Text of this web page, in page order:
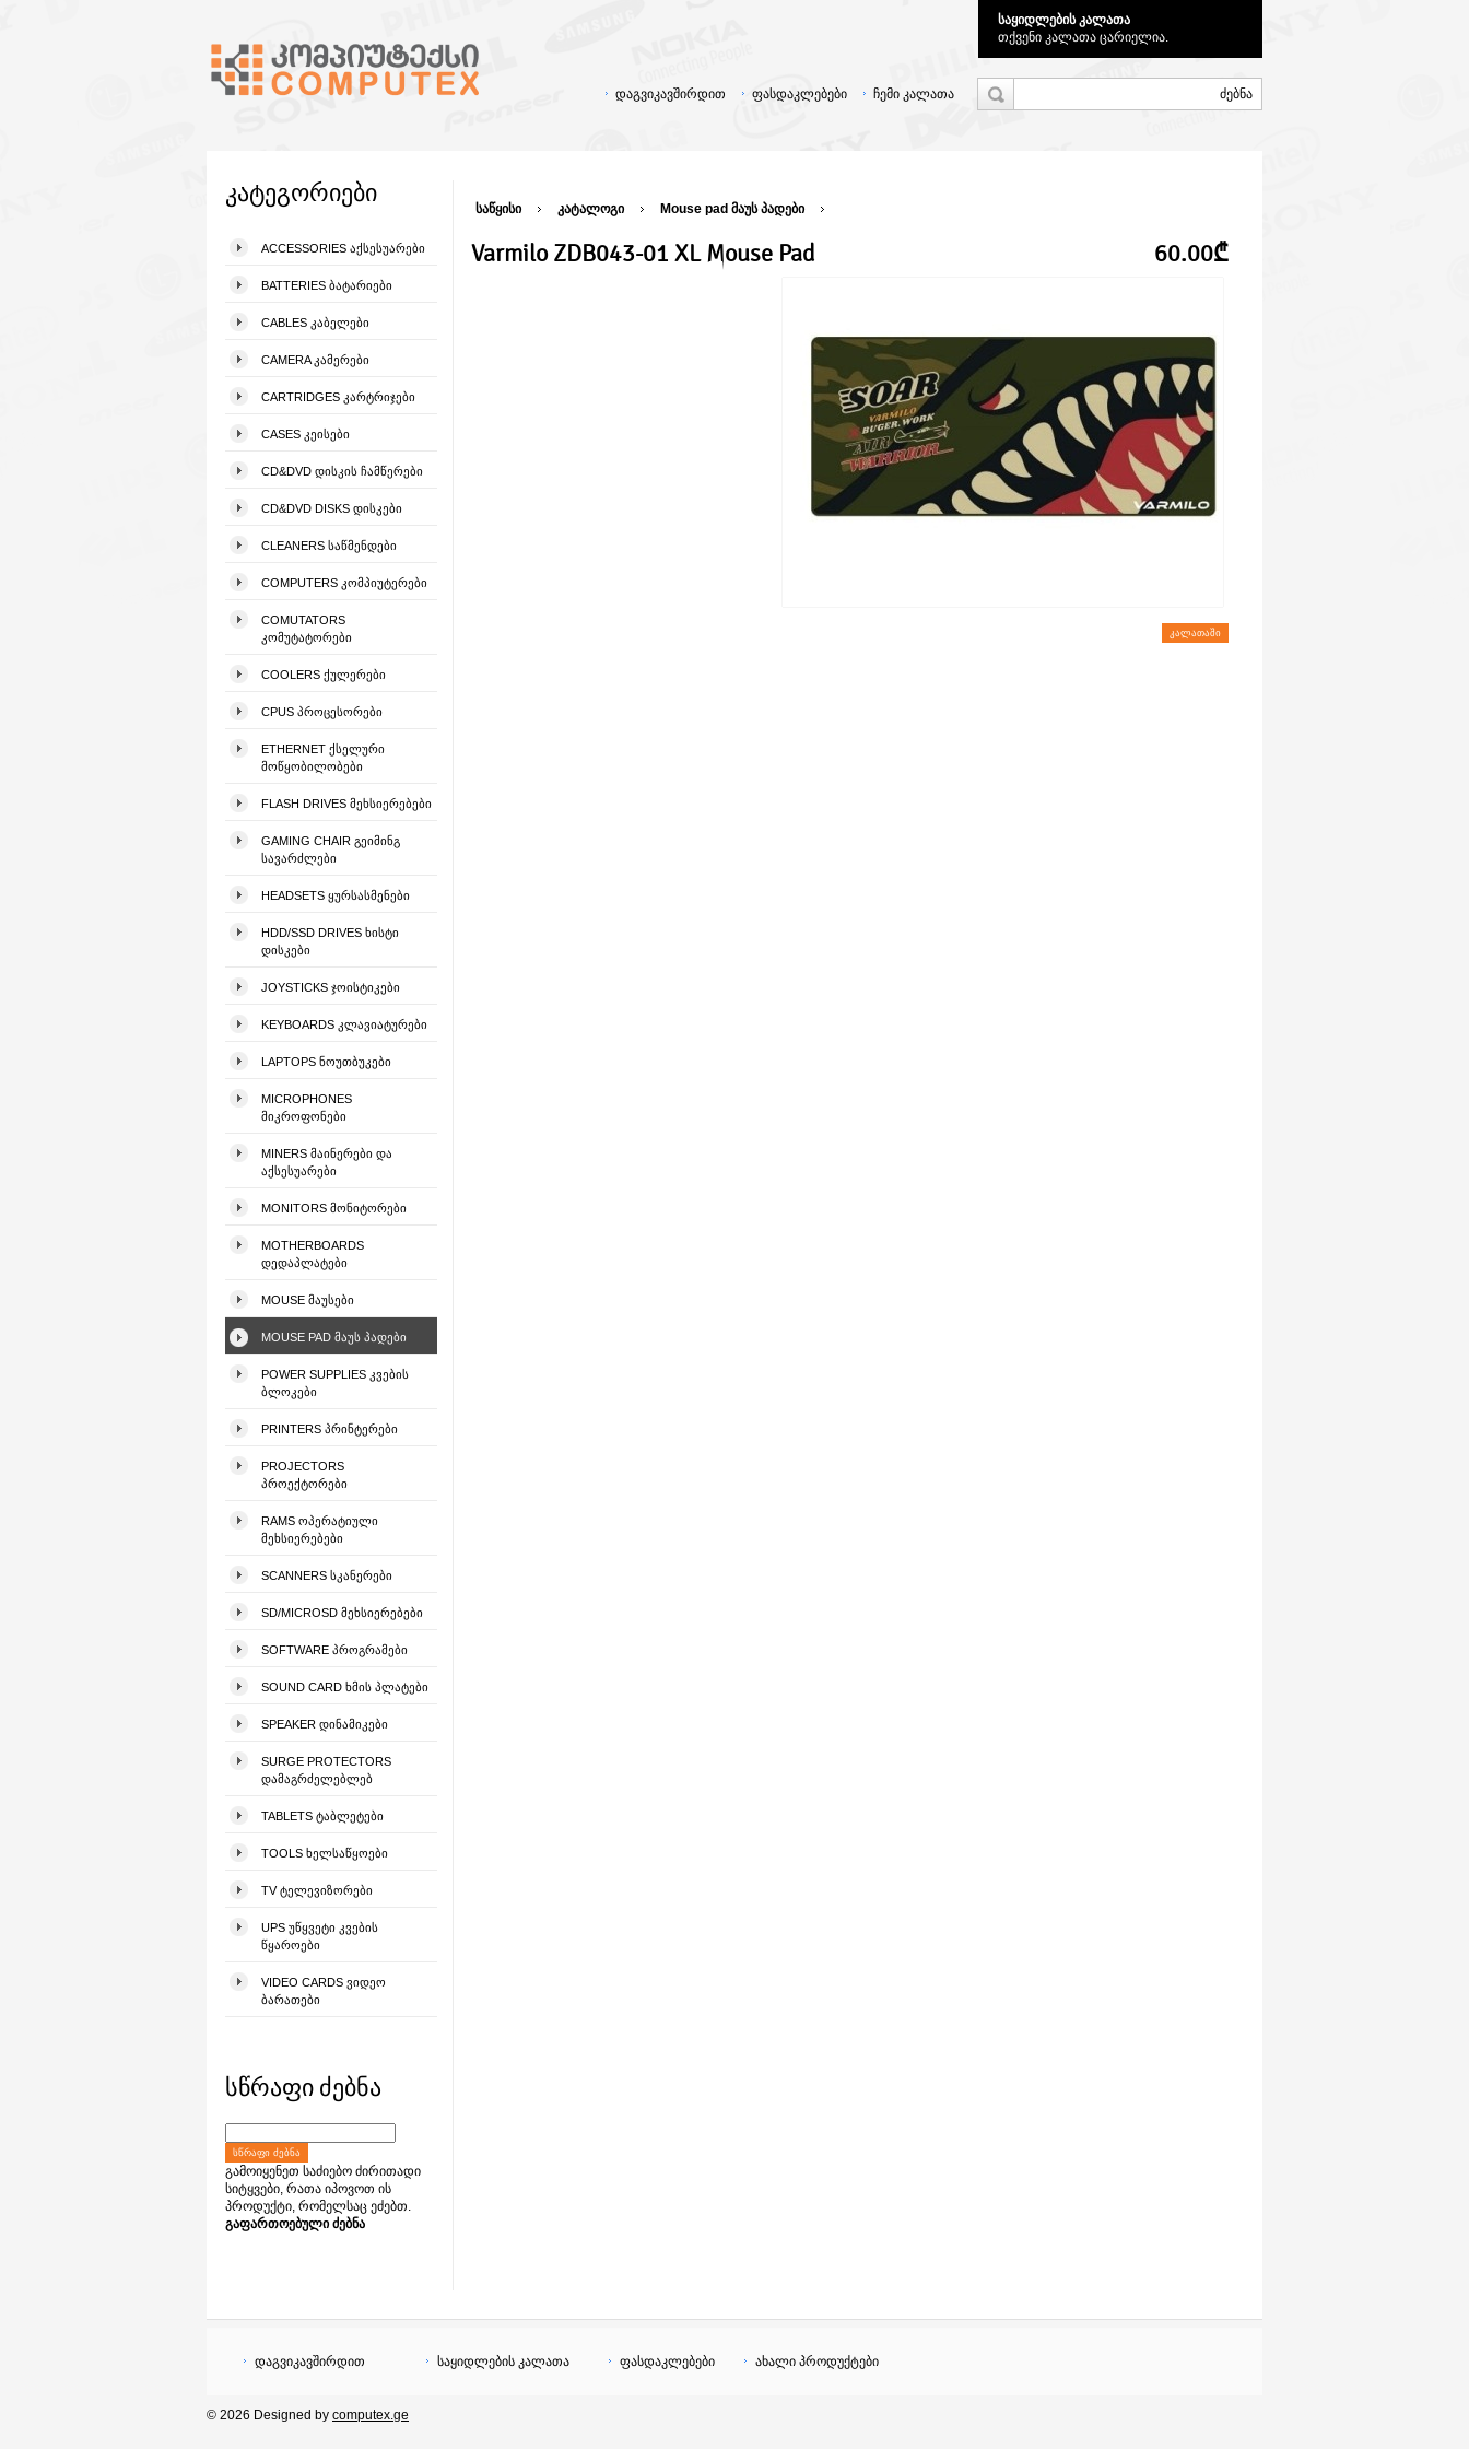
საყიდლების კალათა
თქვენი კალათა ცარიელია.
ჩემი კალათა
ფასდაკლებები
დაგვიკავშირდით
კატეგორიები
ACCESSORIES ᲐᲥᲡᲔᲡᲣᲐᲠᲔᲑᲘ
BATTERIES ᲑᲐᲢᲐᲠᲘᲔᲑᲘ
CABLES ᲙᲐᲑᲔᲚᲔᲑᲘ
CAMERA ᲙᲐᲛᲔᲠᲔᲑᲘ
CARTRIDGES ᲙᲐᲠᲢᲠᲘᲯᲔᲑᲘ
CASES ᲙᲔᲘᲡᲔᲑᲘ
CD&DVD ᲓᲘᲡᲙᲘᲡ ᲩᲐᲛᲬᲔᲠᲔᲑᲘ
CD&DVD DISKS ᲓᲘᲡᲙᲔᲑᲘ
CLEANERS ᲡᲐᲬᲛᲔᲜᲓᲔᲑᲘ
COMPUTERS ᲙᲝᲛᲞᲘᲣᲢᲔᲠᲔᲑᲘ
COMUTATORS
ᲙᲝᲛᲣᲢᲐᲢᲝᲠᲔᲑᲘ
COOLERS ᲥᲣᲚᲔᲠᲔᲑᲘ
CPUS ᲞᲠᲝᲪᲔᲡᲝᲠᲔᲑᲘ
ETHERNET ᲥᲡᲔᲚᲣᲠᲘ
ᲛᲝᲬᲧᲝᲑᲘᲚᲝᲑᲔᲑᲘ
FLASH DRIVES ᲛᲔᲮᲡᲘᲔᲠᲔᲑᲔᲑᲘ
GAMING CHAIR ᲒᲔᲘᲛᲘᲜᲒ
ᲡᲐᲕᲐᲠᲫᲚᲔᲑᲘ
HEADSETS ᲧᲣᲠᲡᲐᲡᲛᲔᲜᲔᲑᲘ
HDD/SSD DRIVES ᲮᲘᲡᲢᲘ
ᲓᲘᲡᲙᲔᲑᲘ
JOYSTICKS ᲯᲝᲘᲡᲢᲘᲙᲔᲑᲘ
KEYBOARDS ᲙᲚᲐᲕᲘᲐᲢᲣᲠᲔᲑᲘ
LAPTOPS ᲜᲝᲣᲗᲑᲣᲙᲔᲑᲘ
MICROPHONES
ᲛᲘᲙᲠᲝᲤᲝᲜᲔᲑᲘ
MINERS ᲛᲐᲘᲜᲔᲠᲔᲑᲘ ᲓᲐ
ᲐᲥᲡᲔᲡᲣᲐᲠᲔᲑᲘ
MONITORS ᲛᲝᲜᲘᲢᲝᲠᲔᲑᲘ
MOTHERBOARDS
ᲓᲔᲓᲐᲞᲚᲐᲢᲔᲑᲘ
MOUSE ᲛᲐᲣᲡᲔᲑᲘ
MOUSE PAD ᲛᲐᲣᲡ ᲞᲐᲓᲔᲑᲘ
POWER SUPPLIES ᲙᲕᲔᲑᲘᲡ
ᲑᲚᲝᲙᲔᲑᲘ
PRINTERS ᲞᲠᲘᲜᲢᲔᲠᲔᲑᲘ
PROJECTORS
ᲞᲠᲝᲔᲥᲢᲝᲠᲔᲑᲘ
RAMS ᲝᲞᲔᲠᲐᲢᲘᲣᲚᲘ
ᲛᲔᲮᲡᲘᲔᲠᲔᲑᲔᲑᲘ
SCANNERS ᲡᲙᲐᲜᲔᲠᲔᲑᲘ
SD/MICROSD ᲛᲔᲮᲡᲘᲔᲠᲔᲑᲔᲑᲘ
SOFTWARE ᲞᲠᲝᲒᲠᲐᲛᲔᲑᲘ
SOUND CARD ᲮᲛᲘᲡ ᲞᲚᲐᲢᲔᲑᲘ
SPEAKER ᲓᲘᲜᲐᲛᲘᲙᲔᲑᲘ
SURGE PROTECTORS
ᲓᲐᲛᲐᲒᲠᲫᲔᲚᲔᲑᲚᲔᲑ
TABLETS ᲢᲐᲑᲚᲔᲢᲔᲑᲘ
TOOLS ᲮᲔᲚᲡᲐᲬᲧᲝᲔᲑᲘ
TV ᲢᲔᲚᲔᲕᲘᲖᲝᲠᲔᲑᲘ
UPS ᲣᲬᲧᲕᲔᲢᲘ ᲙᲕᲔᲑᲘᲡ
ᲬᲧᲐᲠᲝᲔᲑᲘ
VIDEO CARDS ᲕᲘᲓᲔᲝ
ᲑᲐᲠᲐᲗᲔᲑᲘ
სწრაფი ძებნა
ᲡᲬᲠᲐᲤᲘ ᲫᲔᲑᲜᲐ
გამოიყენეთ საძიებო ძირითადი
სიტყვები, რათა იპოვოთ ის
პროდუქტი, რომელსაც ეძებთ.
გაფართოებული ძებნა
საწყისი კატალოგი Mouse pad მაუს პადები
Varmilo ZDB043-01 XL Mouse Pad 60.00₾
ᲙᲐᲚᲐᲗᲐᲨᲘ
დაგვიკავშირდით საყიდლების კალათა ფასდაკლებები ახალი პროდუქტები
© 2026 Designed by computex.ge